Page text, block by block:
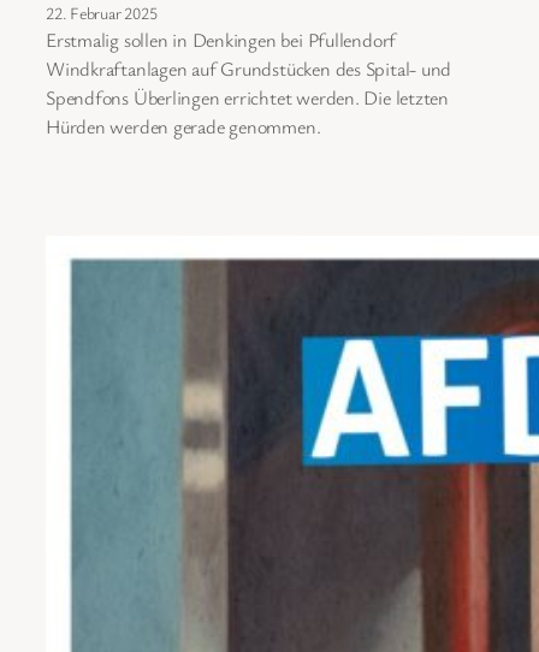
22. Februar 2025
Erstmalig sollen in Denkingen bei Pfullendorf
Windkraftanlagen auf Grundstücken des Spital- und
Spendfons Überlingen errichtet werden. Die letzten
Hürden werden gerade genommen.